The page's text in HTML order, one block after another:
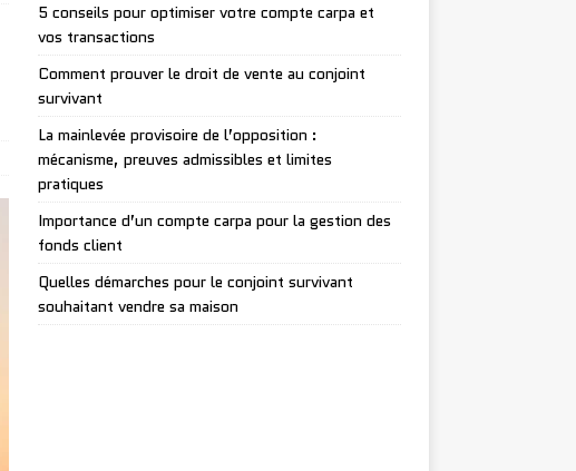
5 conseils pour optimiser votre compte carpa et
vos transactions
Comment prouver le droit de vente au conjoint
survivant
La mainlevée provisoire de l’opposition :
mécanisme, preuves admissibles et limites
pratiques
Importance d’un compte carpa pour la gestion des
fonds client
Quelles démarches pour le conjoint survivant
souhaitant vendre sa maison